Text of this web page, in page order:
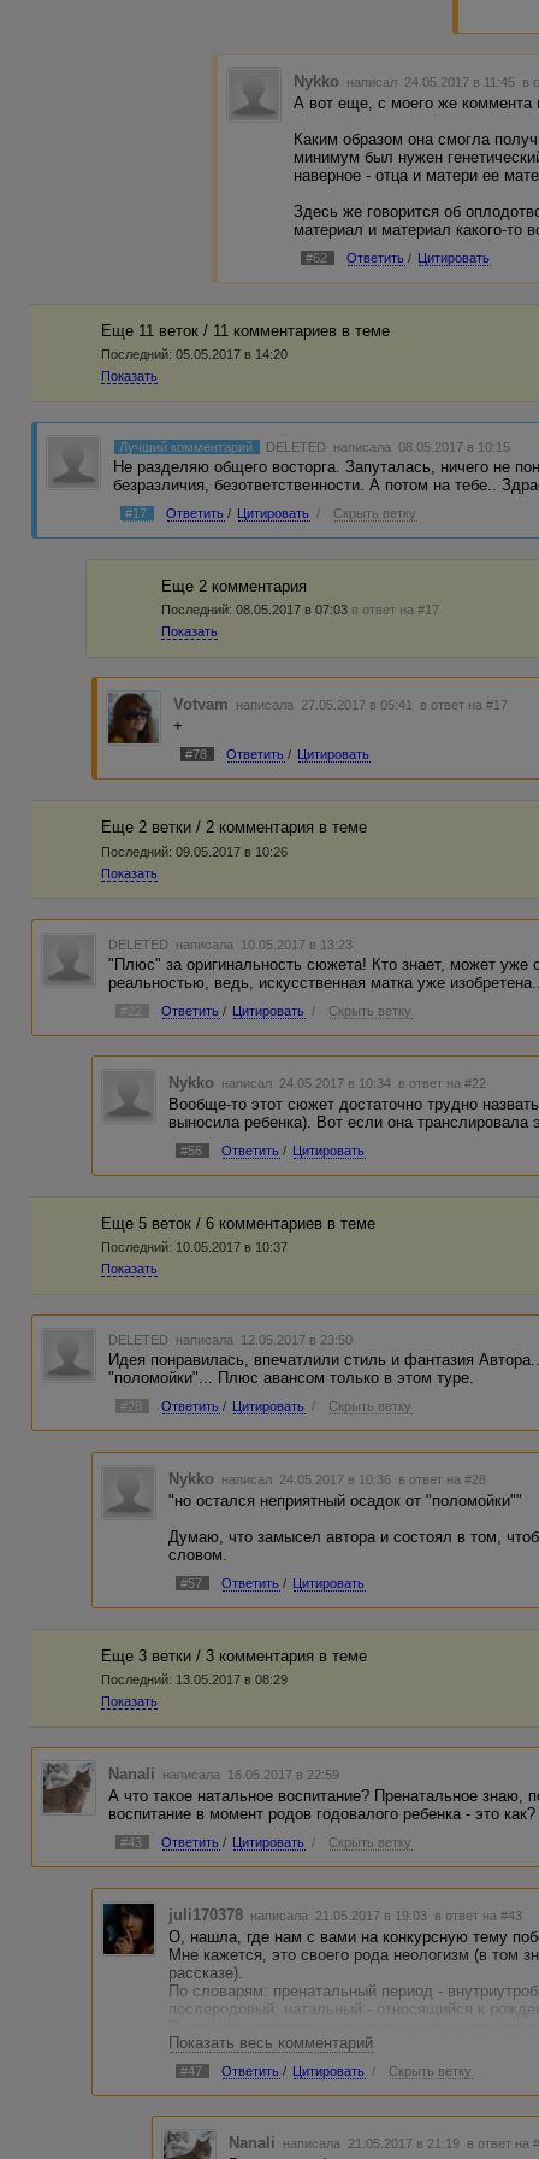
Nykko написал 24.05.2017 в 11:45 в
А вот еще, с моего же коммента
Каким образом она смогла
минимум был нужен
наверное - отца и матери ее
Здесь же говорится об
материал и материал какого-то
#62 Ответить / Цитировать
Еще 11 веток / 11 комментариев в темe
Последний: 05.05.2017 в 14:20
Показать
Лучший комментарий DELETED написала 08.05.2017 в 10:15
Не разделяю общего восторга. Запуталась, ничего не
безразличия, безответственности. А потом на тебе..
#17 Ответить / Цитировать / Скрыть ветку
Еще 2 комментария
Последний: 08.05.2017 в 07:03 в ответ на #17
Показать
Votvam написала 27.05.2017 в 05:41 в ответ на #17
+
#78 Ответить / Цитировать
Еще 2 ветки / 2 комментария в темe
Последний: 09.05.2017 в 10:26
Показать
DELETED написала 10.05.2017 в 13:23
"Плюс" за оригинальность сюжета! Кто знает, может уже
реальностью, ведь, искусственная матка уже
#22 Ответить / Цитировать / Скрыть ветку
Nykko написал 24.05.2017 в 10:34 в ответ на #22
Вообще-то этот сюжет достаточно трудно
выносила ребенка). Вот если она транслировала
#56 Ответить / Цитировать
Еще 5 веток / 6 комментариев в темe
Последний: 10.05.2017 в 10:37
Показать
DELETED написала 12.05.2017 в 23:50
Идея понравилась, впечатлили стиль и фантазия
"поломойки"... Плюс авансом только в этом туре.
#28 Ответить / Цитировать / Скрыть ветку
Nykko написал 24.05.2017 в 10:36 в ответ на #28
"но остался неприятный осадок от "поломойки""
Думаю, что замысел автора и состоял в том,
словом.
#57 Ответить / Цитировать
Еще 3 ветки / 3 комментария в темe
Последний: 13.05.2017 в 08:29
Показать
Nanali написала 16.05.2017 в 22:59
А что такое натальное воспитание? Пренатальное знаю,
воспитание в момент родов годовалого ребенка - это как?
#43 Ответить / Цитировать / Скрыть ветку
juli170378 написала 21.05.2017 в 19:03 в ответ на #43
О, нашла, где нам с вами на конкурсную тему
Мне кажется, это своего рода неологизм (в том
рассказе).
По словарям: пренатальный период -
послеродовый; натальный - относящийся к
рождения из пробирки до достижения ребенком
"взращивание потомка". То есть в этот период
еще не ставшего полноправным членом
Если исходить из словарной статьи, взятие
применить его значение к реалиям рассказа,
Показать весь комментарий
#47 Ответить / Цитировать / Скрыть ветку
Nanali написала 21.05.2017 в 21:19 в ответ на